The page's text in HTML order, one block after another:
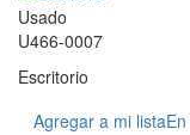
Usado
U466-0007
Escritorio
Agregar a mi lista